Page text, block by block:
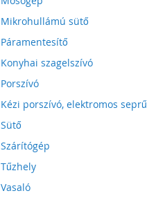
Mikrohullámú sütő
Páramentesítő
Konyhai szagelszívó
Porszívó
Kézi porszívó, elektromos seprű
Sütő
Szárítógép
Tűzhely
Vasaló